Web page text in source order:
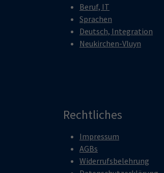
Beruf, IT
Sprachen
Deutsch, Integration
Neukirchen-Vluyn
Rechtliches
Impressum
AGBs
Widerrufsbelehrung